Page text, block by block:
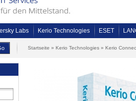
Labs Kerio Technologies ESET
Startseite » Kerio Technologies » Kerio